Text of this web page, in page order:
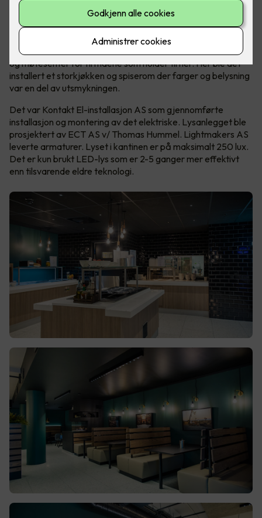
Felles kantine og møtesenter
Kantinen i Malmskriverveien 18 i Sandvika er en felles kantine
og møtesenter for firmaene som holder til her. Her ble det
installert et storkjøkken og spiserom der farger og belysning
var en del av utsmykningen.
Det var Kontakt El-installasjon AS som gjennomførte
installasjon og montering av det elektriske. Lysanlegget ble
prosjektert av ECT AS v/ Thomas Hummel. Lightmakers AS
leverte armaturer. Lyset i kantinen er på maksimalt 250 lux.
Det er kun brukt LED-lys som er 2-5 ganger mer effektivt
enn tilsvarende eldre teknologi.